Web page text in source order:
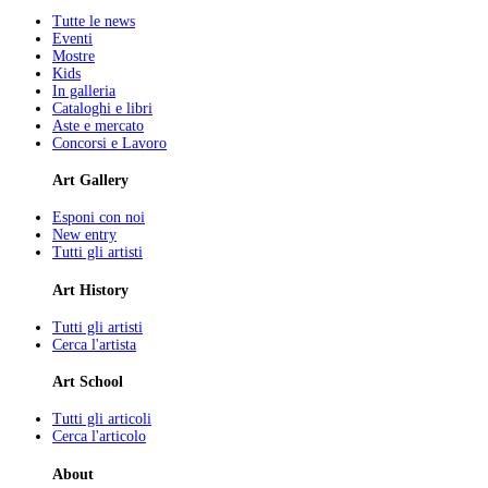
Tutte le news
Eventi
Mostre
Kids
In galleria
Cataloghi e libri
Aste e mercato
Concorsi e Lavoro
Art Gallery
Esponi con noi
New entry
Tutti gli artisti
Art History
Tutti gli artisti
Cerca l'artista
Art School
Tutti gli articoli
Cerca l'articolo
About